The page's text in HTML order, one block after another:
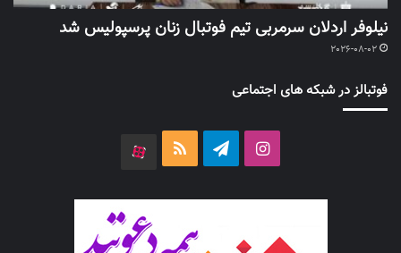
نیلوفر اردلان سرمربی تیم فوتبال زنان پرسپولیس شد
2026-08-02
فوتبالز در شبکه های اجتماعی
اینستاگرامتلگرام خوراک